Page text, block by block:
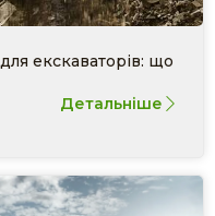
екскаваторів: що
Детальніше